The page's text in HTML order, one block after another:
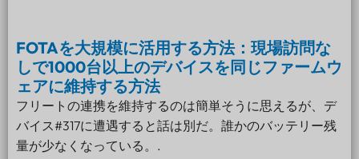
FOTAを大規模に活用する方法：現場訪問な
しで1000台以上のデバイスを同じファームウ
ェアに維持する方法
フリートの連携を維持するのは簡単そうに思えるが、デ
バイス#317に遭遇すると話は別だ。誰かのバッテリー残
量が少なくなっている。.